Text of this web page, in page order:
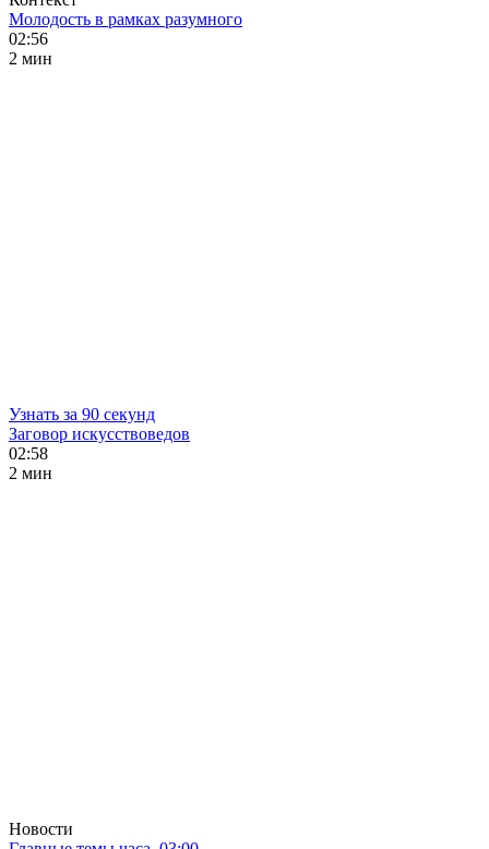
Молодость в рамках разумного
02:56
2 мин
Узнать за 90 секунд
Заговор искусствоведов
02:58
2 мин
Новости